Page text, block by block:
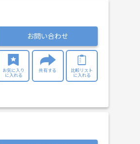
お問い合わせ
お気に入り
に入れる
共有する
比較リスト
に入れる